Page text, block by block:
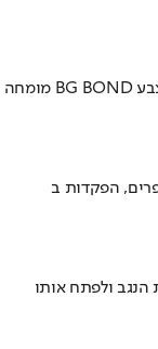
הנגב ולפתח אותו